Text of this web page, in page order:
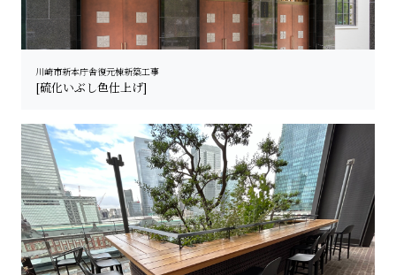
川崎市新本庁舎復元棟新築工事
[硫化いぶし色仕上げ]